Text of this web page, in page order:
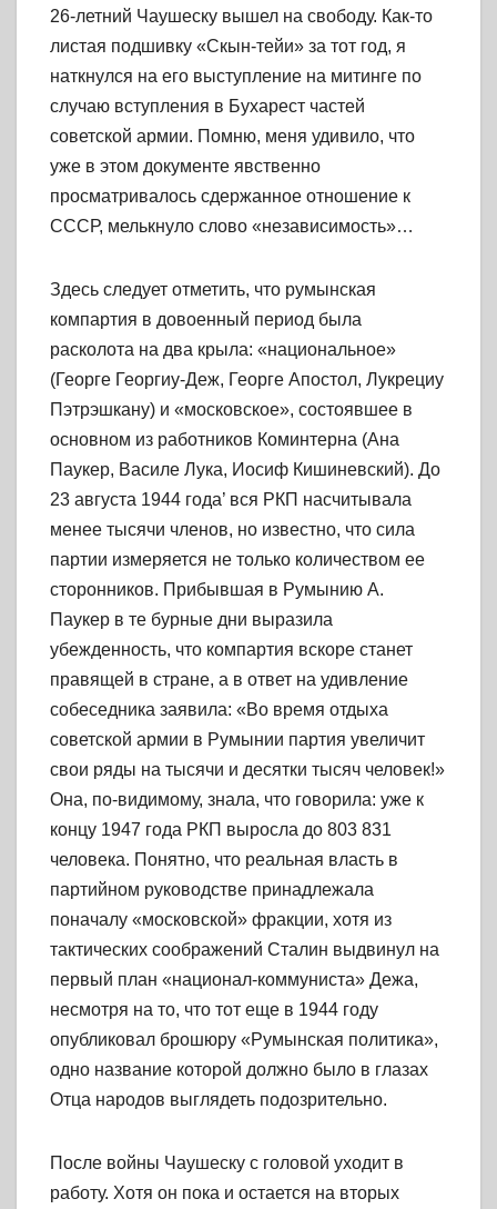
26-летний Чаушеску вышел на свободу. Как-то
листая подшивку «Скын-тейи» за тот год, я
наткнулся на его выступление на митинге по
случаю вступления в Бухарест частей
советской армии. Помню, меня удивило, что
уже в этом документе явственно
просматривалось сдержанное отношение к
СССР, мелькнуло слово «независимость»…
Здесь следует отметить, что румынская
компартия в довоенный период была
расколота на два крыла: «национальное»
(Георге Георгиу-Деж, Георге Апостол, Лукрециу
Пэтрэшкану) и «московское», состоявшее в
основном из работников Коминтерна (Ана
Паукер, Василе Лука, Иосиф Кишиневский). До
23 августа 1944 года’ вся РКП насчитывала
менее тысячи членов, но известно, что сила
партии измеряется не только количеством ее
сторонников. Прибывшая в Румынию А.
Паукер в те бурные дни выразила
убежденность, что компартия вскоре станет
правящей в стране, а в ответ на удивление
собеседника заявила: «Во время отдыха
советской армии в Румынии партия увеличит
свои ряды на тысячи и десятки тысяч человек!»
Она, по-видимому, знала, что говорила: уже к
концу 1947 года РКП выросла до 803 831
человека. Понятно, что реальная власть в
партийном руководстве принадлежала
поначалу «московской» фракции, хотя из
тактических соображений Сталин выдвинул на
первый план «национал-коммуниста» Дежа,
несмотря на то, что тот еще в 1944 году
опубликовал брошюру «Румынская политика»,
одно название которой должно было в глазах
Отца народов выглядеть подозрительно.
После войны Чаушеску с головой уходит в
работу. Хотя он пока и остается на вторых